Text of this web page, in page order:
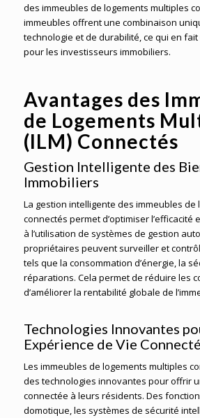
des immeubles de logements multiples
immeubles offrent une combinaison
technologie et de durabilité, ce qui en
pour les investisseurs immobiliers.
Avantages des
de Logements
(ILM) Connectés
Gestion Intelligente des
Immobiliers
La gestion intelligente des immeubles de
connectés permet d’optimiser l’efficacité
à l’utilisation de systèmes de gestion
propriétaires peuvent surveiller et
tels que la consommation d’énergie, la
réparations. Cela permet de réduire les
d’améliorer la rentabilité globale de
Technologies Innovantes
Expérience de Vie
Les immeubles de logements multiples
des technologies innovantes pour offrir
connectée à leurs résidents. Des
domotique, les systèmes de sécurité